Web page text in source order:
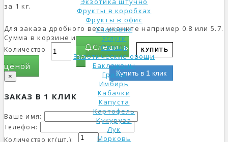
Фрукты в коробках
Фрукты в офис
Упаковка
Услуги
Овощи
Экзотические овощи
Баклажаны
Грибы
Имбирь
Кабачки
Капуста
Картофель
Кукуруза
Лук
Морковь
за 1 кг.
Для заказа дробного веса укажите например 0.8 или 5.7.
Сумма в корзине изменится.
Количество КУПИТЬ
Купить в 1 клик
Следить
за
ценой
×
ЗАКАЗ В 1 КЛИК
Ваше имя:
Телефон:
Количество кг(шт.):